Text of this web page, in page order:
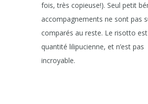
fois, très copieuse!). Seul petit
accompagnements ne sont pas
comparés au reste. Le risotto
quantité lilipucienne, et n’est pas
incroyable.